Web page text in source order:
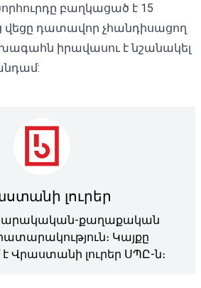
բաղկացած է 15
վեցը դատավոր չհանդիսացող
իրավասու է նշանակել
լուրեր
քաղաքական
Կայքը
Վրաստանի լուրեր ՍՊԸ-ն։